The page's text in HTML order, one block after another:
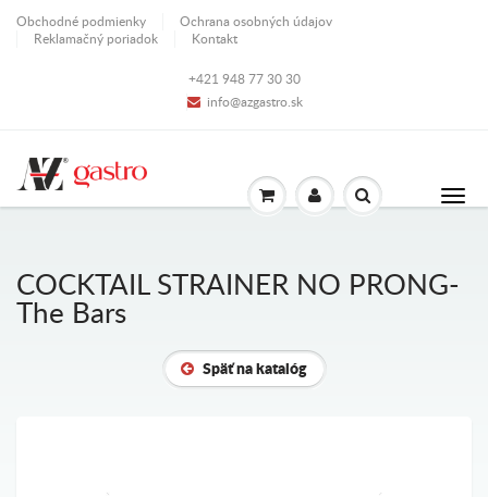
Obchodné podmienky
Ochrana osobných údajov
Reklamačný poriadok
Kontakt
+421 948 77 30 30
info@azgastro.sk
COCKTAIL STRAINER NO PRONG-
The Bars
Späť na katalóg